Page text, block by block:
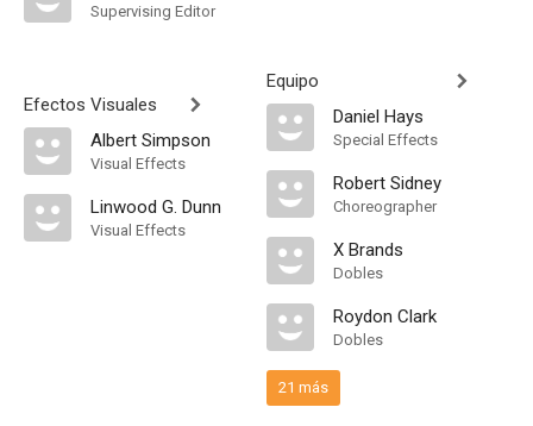
Supervising Editor
Efectos Visuales
Albert Simpson
Visual Effects
Linwood G. Dunn
Visual Effects
Equipo
Daniel Hays
Special Effects
Robert Sidney
Choreographer
X Brands
Dobles
Roydon Clark
Dobles
21 más